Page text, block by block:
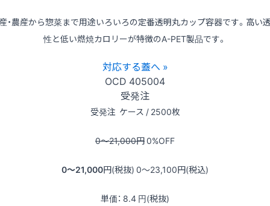
・農産から惣菜まで用途いろいろの定番透明丸カップ容器です。高い
性と低い燃焼カロリーが特徴のA-PET製品です。
対応する蓋へ »
OCD 405004
受発注
受発注 ケース / 2500枚
0〜21,000円0%OFF
0〜21,000円(税抜) 0〜23,100円(税込)
単価： 8.4 円(税抜)